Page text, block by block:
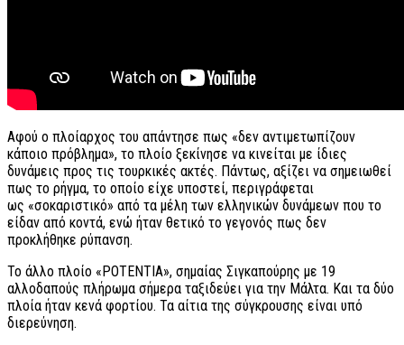
Αφού ο πλοίαρχος του απάντησε πως «δεν αντιμετωπίζουν
κάποιο πρόβλημα», το πλοίο ξεκίνησε να κινείται με ίδιες
δυνάμεις προς τις τουρκικές ακτές. Πάντως, αξίζει να σημειωθεί
πως το ρήγμα, το οποίο είχε υποστεί, περιγράφεται
ως «σοκαριστικό» από τα μέλη των ελληνικών δυνάμεων που το
είδαν από κοντά, ενώ ήταν θετικό το γεγονός πως δεν
προκλήθηκε ρύπανση.
Το άλλο πλοίο «POTENTIA», σημαίας Σιγκαπούρης με 19
αλλοδαπούς πλήρωμα σήμερα ταξιδεύει για την Μάλτα. Και τα δύο
πλοία ήταν κενά φορτίου. Τα αίτια της σύγκρουσης είναι υπό
διερεύνηση.